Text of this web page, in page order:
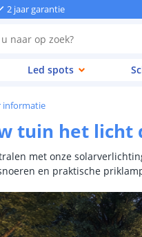
2 jaar garantie
Led spots
informatie
tuin het licht
met onze
en praktische